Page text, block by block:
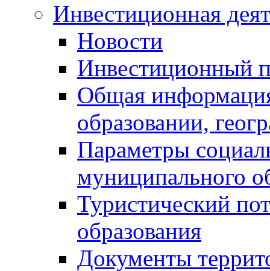
Инвестиционная
Новости
Инвестиционный
Общая
образовании,
Параметры
муниципального
Туристический
образования
Документы